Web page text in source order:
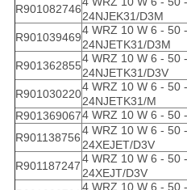
R901082746
24NJEK31/D3M
R901039469
4 WRZ 10 W 6 - 50
24NJETK31/D3M
R901362855
4 WRZ 10 W 6 - 50
24NJETK31/D3V
R901030220
4 WRZ 10 W 6 - 50
24NJETK31/M
R9013690674 WRZ 10 W 6 - 50
R901138756
4 WRZ 10 W 6 - 50
24XEJET/D3V
R901187247
4 WRZ 10 W 6 - 50
24XEJT/D3V
4 WRZ 10 W 6 - 50